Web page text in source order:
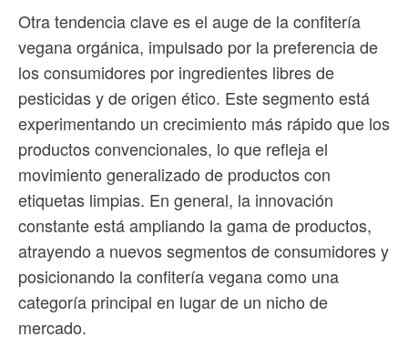
Otra tendencia clave es el auge de la confitería
vegana orgánica, impulsado por la preferencia de
los consumidores por ingredientes libres de
pesticidas y de origen ético. Este segmento está
experimentando un crecimiento más rápido que los
productos convencionales, lo que refleja el
movimiento generalizado de productos con
etiquetas limpias. En general, la innovación
constante está ampliando la gama de productos,
atrayendo a nuevos segmentos de consumidores y
posicionando la confitería vegana como una
categoría principal en lugar de un nicho de
mercado.